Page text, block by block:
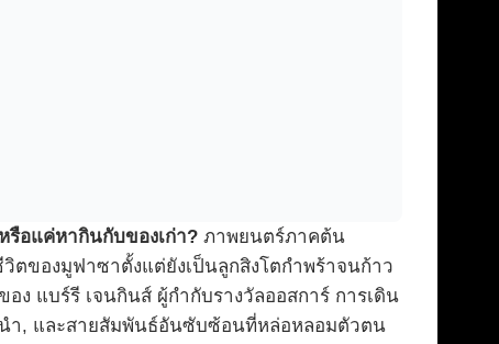
รือแค่หากินกับของเก่า? ภาพยนตร์ภาคต้น
ตของมูฟาซาตั้งแต่ยังเป็นลูกสิงโตกำพร้าจนก้าว
ง แบร์รี เจนกินส์ ผู้กำกับรางวัลออสการ์ การเดิน
นำ, และสายสัมพันธ์อันซับซ้อนที่หล่อหลอมตัวตน